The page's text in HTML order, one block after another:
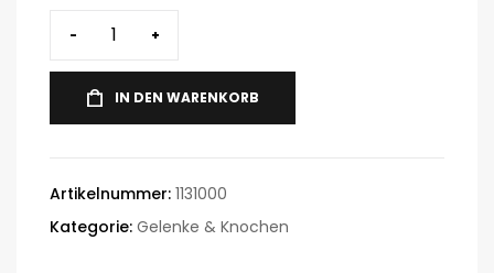
- +
IN DEN WARENKORB
Artikelnummer: 1131000
Kategorie: Gelenke & Knochen